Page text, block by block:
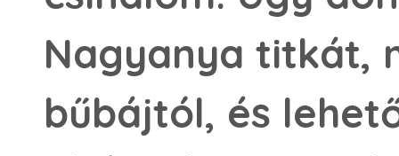
Nagyanya titkát,
bűbájtól, és